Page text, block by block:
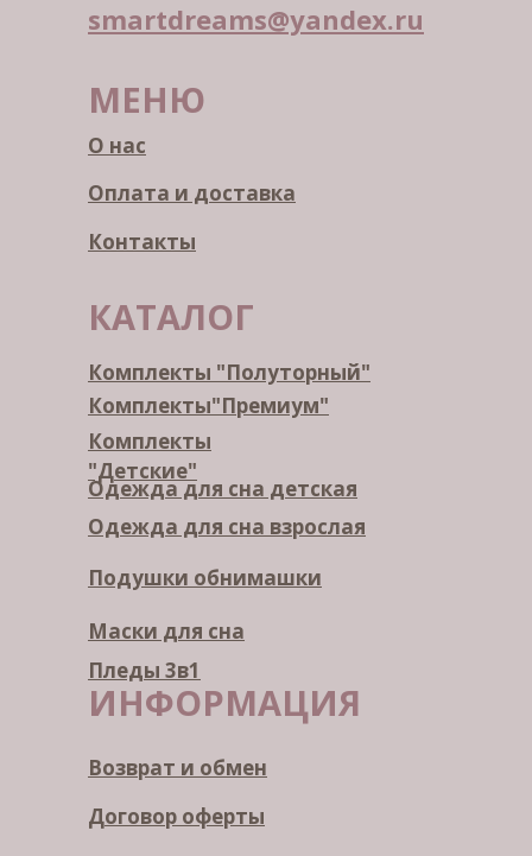
МЕНЮ
КАТАЛОГ
ИНФОРМАЦИЯ
Комплекты"Премиум"
Комплекты
"Детские"
Комплекты "Полуторный"
Одежда для сна детская
Одежда для сна взрослая
Подушки обнимашки
Маски для сна
Пледы 3в1
О нас
Оплата и доставка
Контакты
Возврат и обмен
Договор оферты
smartdreams@yandex.ru